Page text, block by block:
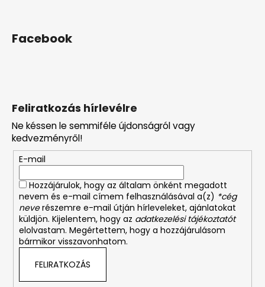
Feliratkozás hírlevélre
Ne késsen le semmiféle újdonságról vagy
kedvezményről!
E-mail
Hozzájárulok, hogy az általam önként megadott
nevem és e-mail címem felhasználásával a(z) *cég
neverészemre e-mail útján hírleveleket, ajánlatokat
küldjön. Kijelentem, hogy az adatkezelési tájékoztatót
elolvastam. Megértettem, hogy a hozzájárulásom
bármikor visszavonhatom.
FELIRATKOZÁS
Facebook